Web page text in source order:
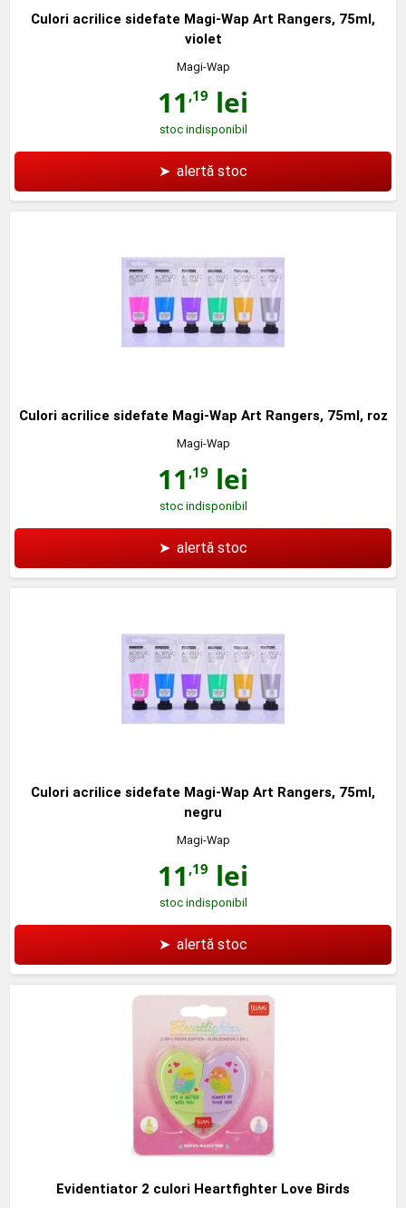
Culori acrilice sidefate Magi-Wap Art Rangers, 75ml,
violet
Magi-Wap
11 ,19 lei
stoc indisponibil
➤ alertă stoc
Culori acrilice sidefate Magi-Wap Art Rangers, 75ml, roz
Magi-Wap
11 ,19 lei
stoc indisponibil
➤ alertă stoc
Culori acrilice sidefate Magi-Wap Art Rangers, 75ml,
negru
Magi-Wap
11 ,19 lei
stoc indisponibil
➤ alertă stoc
Evidentiator 2 culori Heartfighter Love Birds